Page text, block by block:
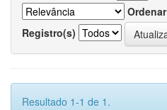
Ordenar
Registro(s)
Resultado 1-1 de 1.